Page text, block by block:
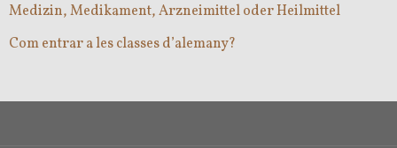
Medizin, Medikament, Arzneimittel oder Heilmittel
Com entrar a les classes d’alemany?